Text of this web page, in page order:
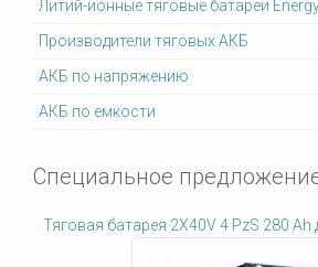
Литий-ионные тяговые батареи
Производители тяговых АКБ
АКБ по напряжению
АКБ по емкости
Специальное
Тяговая батарея 2X40V 4 PzS 280 Ah